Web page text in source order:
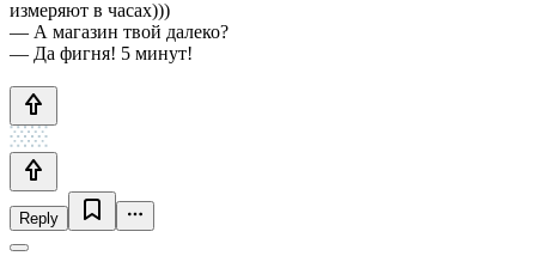
измеряют в часах)))
— А магазин твой далеко?
— Да фигня! 5 минут!
Reply